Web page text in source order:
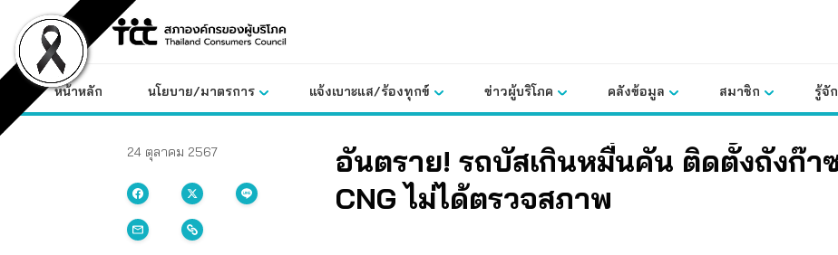
content
หน้าหลัก นโยบาย/มาตรการ แจ้งเบาะแส/ร้องทุกข์ ข่าวผู้บริโภค คลังข้อมูล สมาชิก รู้จั
24 ตุลาคม 2567
อันตราย! รถบัสเกินหมื่นคัน ติดตั้งถังก๊า
CNG ไม่ได้ตรวจสภาพ